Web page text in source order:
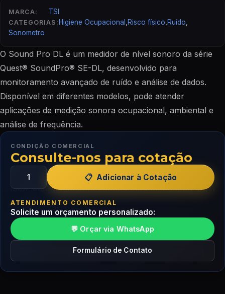
MARCA: TSI
CATEGORIAS: Higiene Ocupacional ,Risco físico,Ruído,
Sonometro
O Sound Pro DL é um medidor de nível sonoro da série
Quest® SoundPro® SE-DL, desenvolvido para
monitoramento avançado de ruído e análise de dados.
Disponível em diferentes modelos, pode atender
aplicações de medição sonora ocupacional, ambiental e
análise de frequência.
CONDIÇÃO COMERCIAL
Consulte-nos para cotação
Adicionar à Cotação
ATENDIMENTO COMERCIAL
Solicite um orçamento personalizado:
💬 Orçar via WhatsApp
Formulário de Contato